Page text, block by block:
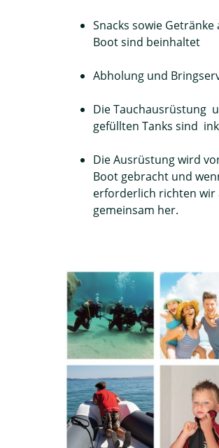
Snacks sowie Getränke
Boot sind beinhaltet
Abholung und
Die Tauchausrüstung
gefüllten Tanks sind
Die Ausrüstung wird
Boot gebracht und
erforderlich richten wir
gemeinsam her.